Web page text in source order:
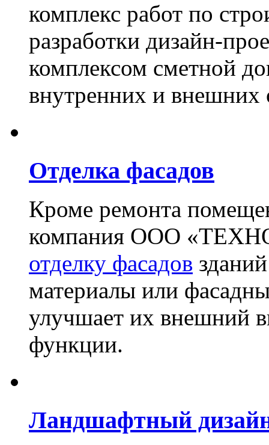
комплекс работ по
разработки дизайн-
комплексом сметной
внутренних и внешних
Отделка фасадов
Кроме ремонта
компания ООО
отделку фасадов
материалы или
улучшает их внешний
функции.
Ландшафтный